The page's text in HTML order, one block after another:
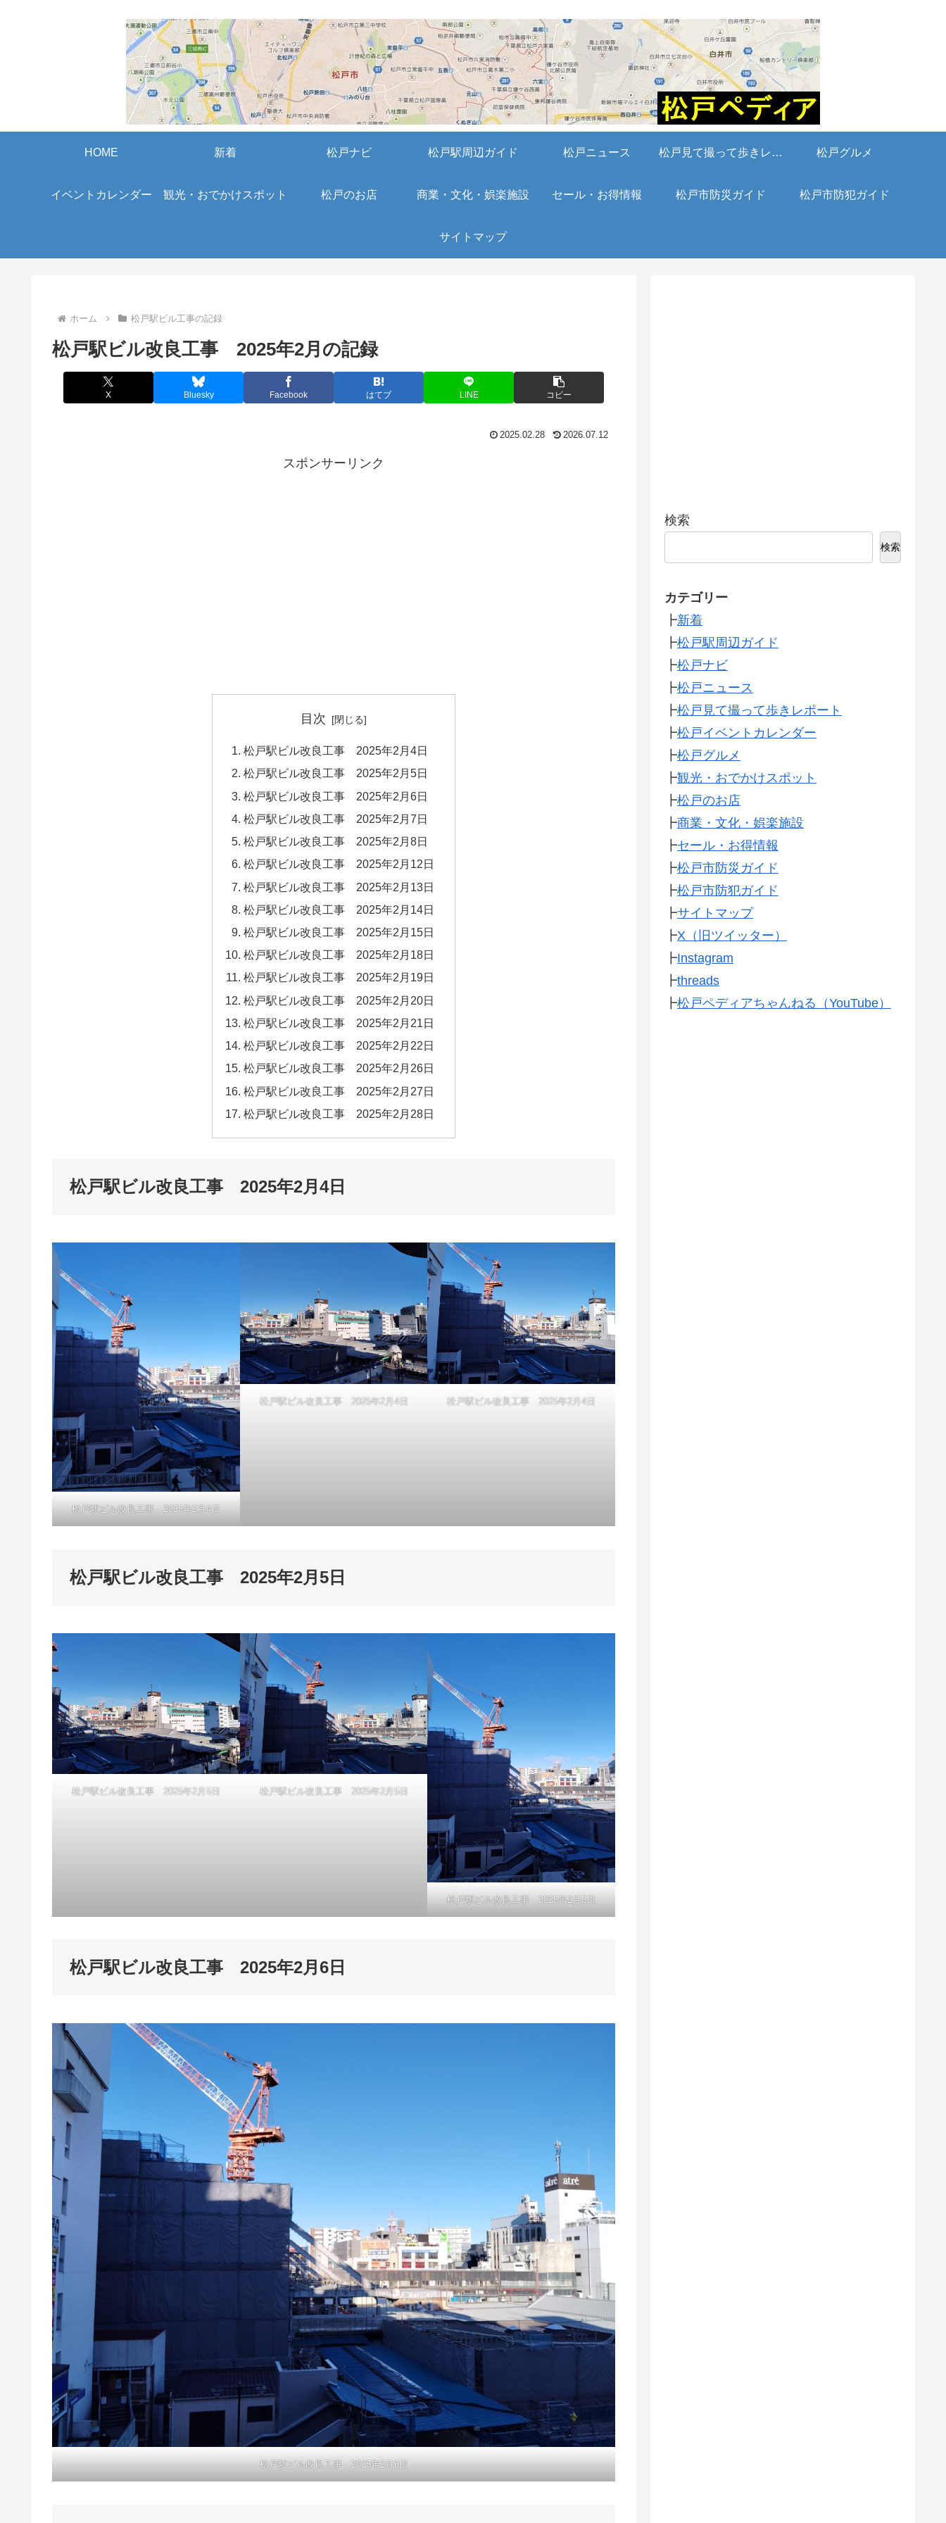
HOME 新着 松戸ナビ 松戸駅周辺ガイド 松戸ニュース 松戸見て撮って歩きレポート 松戸グルメ
イベントカレンダー 観光・おでかけスポット 松戸のお店 商業・文化・娯楽施設 セール・お得情報 松戸市防災ガイド 松戸市防犯ガイド
サイトマップ
ホーム 松戸駅ビル工事の記録
松戸駅ビル改良工事 2025年2月の記録
X Bluesky Facebook はてブ LINE コピー
2025.02.28 2026.07.12
スポンサーリンク
目次
松戸駅ビル改良工事 2025年2月4日
松戸駅ビル改良工事 2025年2月5日
松戸駅ビル改良工事 2025年2月6日
松戸駅ビル改良工事 2025年2月7日
松戸駅ビル改良工事 2025年2月8日
松戸駅ビル改良工事 2025年2月12日
松戸駅ビル改良工事 2025年2月13日
松戸駅ビル改良工事 2025年2月14日
松戸駅ビル改良工事 2025年2月15日
松戸駅ビル改良工事 2025年2月18日
松戸駅ビル改良工事 2025年2月19日
松戸駅ビル改良工事 2025年2月20日
松戸駅ビル改良工事 2025年2月21日
松戸駅ビル改良工事 2025年2月22日
松戸駅ビル改良工事 2025年2月26日
松戸駅ビル改良工事 2025年2月27日
松戸駅ビル改良工事 2025年2月28日
松戸駅ビル改良工事 2025年2月4日
松戸駅ビル改良工事 2025年2月4日
松戸駅ビル改良工事 2025年2月4日 松戸駅ビル改良工事 2025年2月4日
松戸駅ビル改良工事 2025年2月5日
松戸駅ビル改良工事 2025年2月5日 松戸駅ビル改良工事 2025年2月5日
松戸駅ビル改良工事 2025年2月5日
松戸駅ビル改良工事 2025年2月6日
松戸駅ビル改良工事 2025年2月6日
検索
検索
カテゴリー
┣新着
┣松戸駅周辺ガイド
┣松戸ナビ
┣松戸ニュース
┣松戸見て撮って歩きレポート
┣松戸イベントカレンダー
┣松戸グルメ
┣観光・おでかけスポット
┣松戸のお店
┣商業・文化・娯楽施設
┣セール・お得情報
┣松戸市防災ガイド
┣松戸市防犯ガイド
┣サイトマップ
┣X（旧ツイッター）
┣Instagram
┣threads
┣松戸ペディアちゃんねる（YouTube）